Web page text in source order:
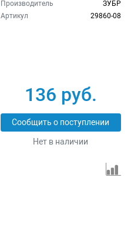
Производитель
ЗУБР
Артикул
29860-08
136 руб.
Сообщить о поступлении
Нет в наличии